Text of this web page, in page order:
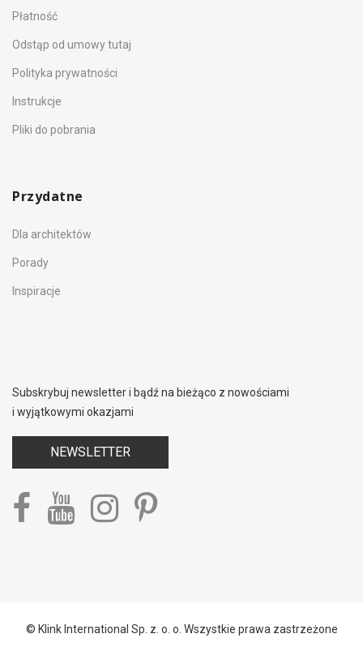
Płatność
Odstąp od umowy tutaj
Polityka prywatności
Instrukcje
Pliki do pobrania
Przydatne
Dla architektów
Porady
Inspiracje
Subskrybuj newsletter i bądź na bieżąco z nowościami
i wyjątkowymi okazjami
NEWSLETTER
© Klink International Sp. z. o. o. Wszystkie prawa zastrzeżone